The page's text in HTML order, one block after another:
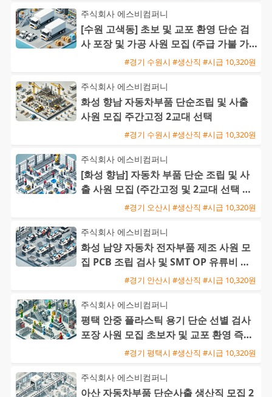
주식회사 에스비컴퍼니
[수원 고색동] 초보 및 교포 환영 단순 검
사 포장 및 가공 사원 모집 (주급 가불 가
#경기 수원시 #생산직 #시급 10,320원
주식회사 에스비컴퍼니
화성 향남 자동차부품 단순조립 및 사출
사원 모집 주간고정 2교대 선택
#경기 수원시 #생산직 #시급 10,320원
주식회사 에스비컴퍼니
[화성 향남] 자동차 부품 단순 조립 및 사
출 사원 모집 (주간고정 및 2교대 선택 가
능 / 초보 및 교포#경기 오산시 #생산직 #시급 10,320원
주식회사 에스비컴퍼니
화성 남양 자동차 전자부품 제조 사원 모
집 PCB 조립 검사 및 SMT OP 유류비 지
원 교포 환영#경기 안산시 #생산직 #시급 10,320원
주식회사 에스비컴퍼니
평택 안중 플라스틱 용기 단순 선별 검사
포장 사원 모집 초보자 및 교포 환영 즉시
#경기 평택시 #생산직 #시급 10,320원
주식회사 에스비컴퍼니
아산 자동차부품 단순사출 생산직 모집 2